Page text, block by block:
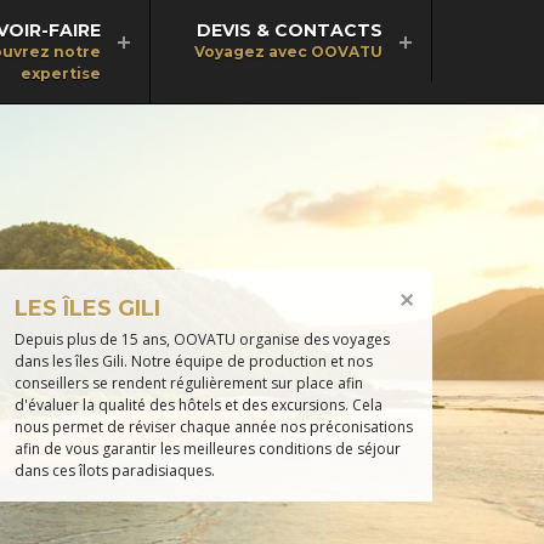
FAIRE
notre
expertise
DEVIS & CONTACTS
Voyagez avec OOVATU
LES ÎLES GILI
Depuis plus de 15 ans, OOVATU organise des voyages
dans les îles Gili. Notre équipe de production et nos
conseillers se rendent régulièrement sur place afin
d'évaluer la qualité des hôtels et des excursions. Cela
nous permet de réviser chaque année nos préconisations
afin de vous garantir les meilleures conditions de séjour
dans ces îlots paradisiaques.